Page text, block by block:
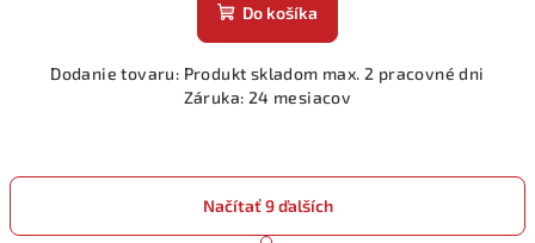
Do košíka
Dodanie tovaru: Produkt skladom max. 2 pracovné dni
Záruka: 24 mesiacov
Načítať 9 ďalších